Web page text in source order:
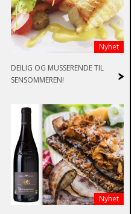
Nyhet
>
DEILIG OG MUSSERENDE TIL
SENSOMMEREN!
Nyhet